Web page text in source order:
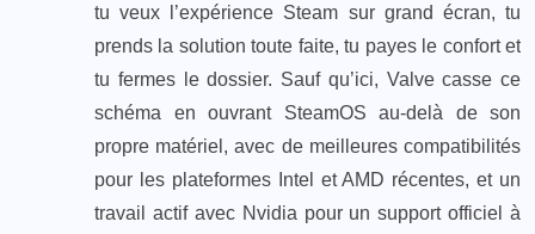
tu veux l’expérience Steam sur grand écran, tu
prends la solution toute faite, tu payes le confort et
tu fermes le dossier. Sauf qu’ici, Valve casse ce
schéma en ouvrant SteamOS au-delà de son
propre matériel, avec de meilleures compatibilités
pour les plateformes Intel et AMD récentes, et un
travail actif avec Nvidia pour un support officiel à